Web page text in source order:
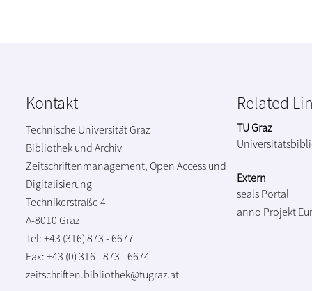
Kontakt
Technische Universität Graz
Bibliothek und Archiv
Zeitschriftenmanagement, Open Access und
Digitalisierung
Technikerstraße 4
A-8010 Graz
Tel: +43 (316) 873 - 6677
Fax: +43 (0) 316 - 873 - 6674
zeitschriften.bibliothek@tugraz.at
Related
TU Graz
Extern
seals Portal
anno Projekt